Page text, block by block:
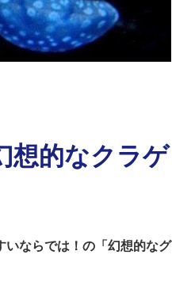
想的なクラゲ
ならでは！の 「幻想的なグ